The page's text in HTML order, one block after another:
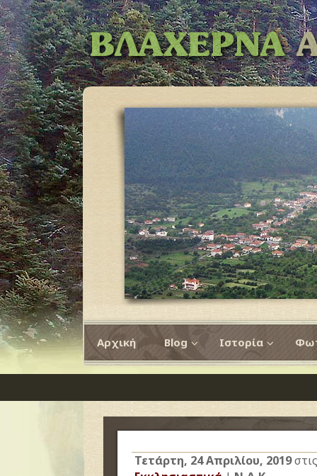
Αρχική Blog Ιστορία
Τετάρτη, 24 Απριλίου, 2019